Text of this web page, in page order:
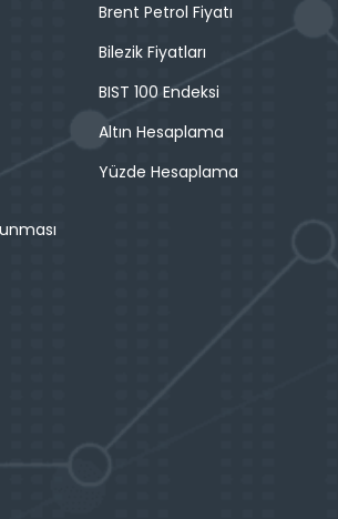
Brent Petrol Fiyatı
Bilezik Fiyatları
BIST 100 Endeksi
Altın Hesaplama
Yüzde Hesaplama